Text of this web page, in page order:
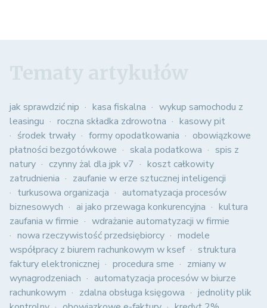
jak sprawdzić nip kasa fiskalna
wykup samochodu z
leasingu
roczna składka zdrowotna
kasowy pit
środek trwały
formy opodatkowania
obowiązkowe
płatności bezgotówkowe
skala podatkowa
spis z
natury
czynny żal dla jpk v7
koszt całkowity
zatrudnienia
zaufanie w erze sztucznej inteligencji
turkusowa organizacja
automatyzacja procesów
biznesowych
ai jako przewaga konkurencyjna
kultura
zaufania w firmie
wdrażanie automatyzacji w firmie
nowa rzeczywistość przedsiębiorcy
modele
współpracy z biurem rachunkowym w ksef
struktura
faktury elektronicznej
procedura sme
zmiany w
wynagrodzeniach
automatyzacja procesów w biurze
rachunkowym
zdalna obsługa księgowa
jednolity plik